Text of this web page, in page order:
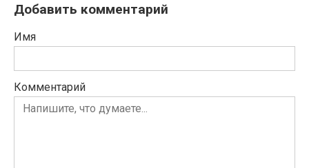
Добавить комментарий
Имя
Комментарий